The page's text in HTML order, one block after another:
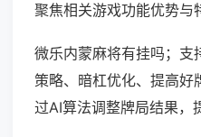
聚焦相关游戏功能优势与
微乐内蒙麻将有挂吗；支
策略、暗杠优化、提高好
过AI算法调整牌局结果，